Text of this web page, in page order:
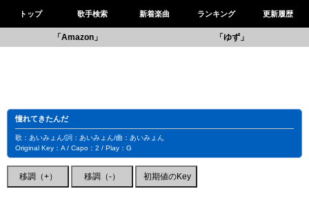
トップ 歌手検索 新着楽曲 ランキング 更新履歴
「Amazon」 「ゆず」
憧れてきたんだ
歌：あいみょん/詞：あいみょん/曲：あいみょん
Original Key：A / Capo：2 / Play：G